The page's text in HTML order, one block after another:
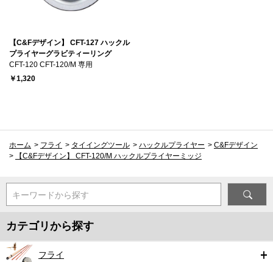
【C&Fデザイン】 CFT-127 ハックル
プライヤーグラビティーリング
CFT-120 CFT-120/M 専用
￥1,320
ホーム > フライ > タイイングツール > ハックルプライヤー > C&Fデザイン
>
【C&Fデザイン】 CFT-120/M ハックルプライヤーミッジ
キーワードから探す
カテゴリから探す
フライ